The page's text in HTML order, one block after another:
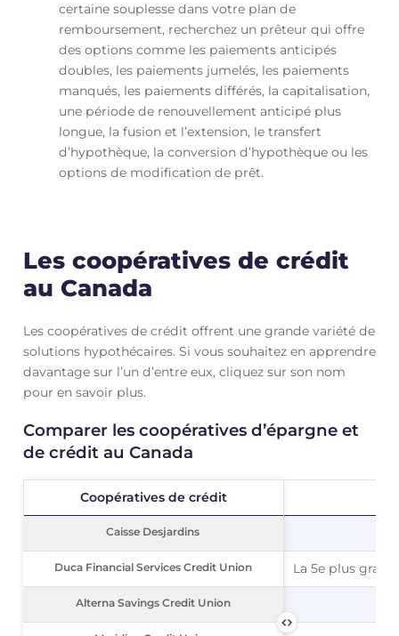
certaine souplesse dans votre plan de
remboursement, recherchez un prêteur qui offre
des options comme les paiements anticipés
doubles, les paiements jumelés, les paiements
manqués, les paiements différés, la capitalisation,
une période de renouvellement anticipé plus
longue, la fusion et l’extension, le transfert
d’hypothèque, la conversion d’hypothèque ou les
options de modification de prêt.
Les coopératives de crédit
au Canada
Les coopératives de crédit offrent une grande variété de
solutions hypothécaires. Si vous souhaitez en apprendre
davantage sur l’un d’entre eux, cliquez sur son nom
pour en savoir plus.
Comparer les coopératives d’épargne et
de crédit au Canada
Coopératives de crédit
Caisse Desjardins
Duca Financial Services Credit Union La 5e plus
Alterna Savings Credit Union
Coopératives de crédit
Caisse Desjardins
Duca Financial Services Credit Union
Alterna Savings Credit Union